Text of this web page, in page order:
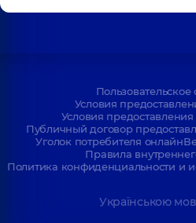
Условия
Условия
Публичный договор
Уголок потребителя онлайн
Правила
Политика конфиденциальности и
Українською